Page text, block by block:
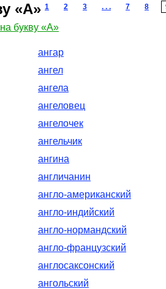
«А» 1 2 3 . . . 7 8
букву «А»
ангар
ангел
ангела
ангеловец
ангелочек
ангельчик
ангина
англичанин
англо-американский
англо-индийский
англо-нормандский
англо-французский
англосаксонский
ангольский